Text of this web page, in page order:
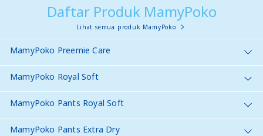
Daftar Produk MamyPoko
Lihat semua produk MamyPoko
MamyPoko Preemie Care
MamyPoko Royal Soft
MamyPoko Pants Royal Soft
MamyPoko Pants Extra Dry